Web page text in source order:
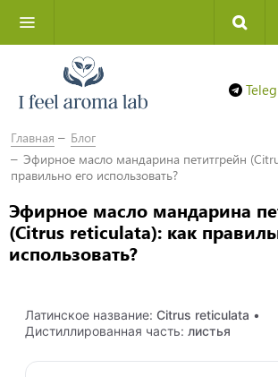
Главная
Блог
Эфирное масло мандарина петитгрейн
правильно его использовать?
Эфирное масло мандарина
(Citrus reticulata): как
использовать?
Латинское название: Citrus reticulata •
Дистиллированная часть: листья